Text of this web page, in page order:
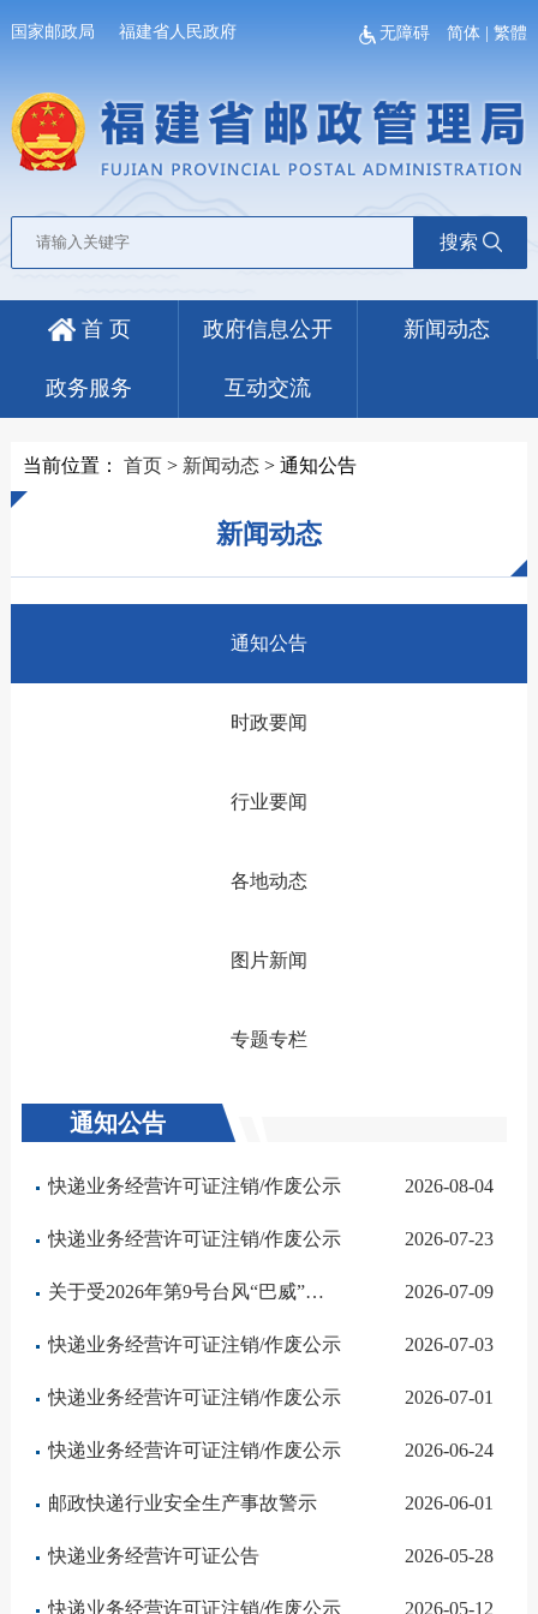
国家邮政局 福建省人民政府 无障碍 简体 |繁體
搜索
首 页 政府信息公开 新闻动态
政务服务 互动交流
当前位置： 首页> 新闻动态> 通知公告
新闻动态
通知公告
时政要闻
行业要闻
各地动态
图片新闻
专题专栏
通知公告
快递业务经营许可证注销/作废公示 2026-08-04
快递业务经营许可证注销/作废公示 2026-07-23
关于受2026年第9号台风“巴威”影响期间的寄递服务消费提示 2026-07-09
快递业务经营许可证注销/作废公示 2026-07-03
快递业务经营许可证注销/作废公示 2026-07-01
快递业务经营许可证注销/作废公示 2026-06-24
邮政快递行业安全生产事故警示 2026-06-01
快递业务经营许可证公告 2026-05-28
快递业务经营许可证注销/作废公示 2026-05-12